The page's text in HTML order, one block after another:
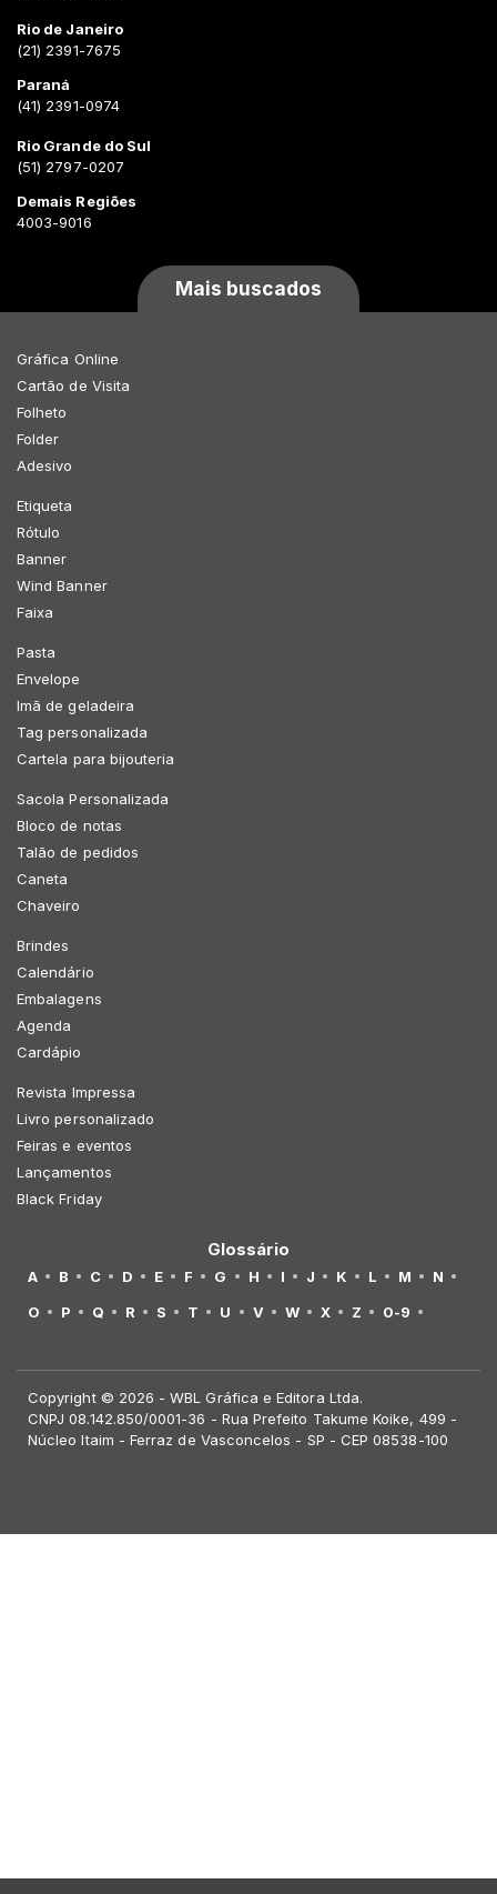
Rio de Janeiro
(21) 2391-7675
Paraná
(41) 2391-0974
Rio Grande do Sul
(51) 2797-0207
Demais Regiões
4003-9016
Mais buscados
Gráfica Online
Cartão de Visita
Folheto
Folder
Adesivo
Etiqueta
Rótulo
Banner
Wind Banner
Faixa
Pasta
Envelope
Imã de geladeira
Tag personalizada
Cartela para bijouteria
Sacola Personalizada
Bloco de notas
Talão de pedidos
Caneta
Chaveiro
Brindes
Calendário
Embalagens
Agenda
Cardápio
Revista Impressa
Livro personalizado
Feiras e eventos
Lançamentos
Black Friday
Glossário
A B C D E F G H I J K L M
N
O
P Q R S T U V W X Z 0-9
Copyright © 2026 - WBL Gráfica e Editora Ltda.
CNPJ 08.142.850/0001-36 - Rua Prefeito Takume Koike, 499 -
Núcleo Itaim - Ferraz de Vasconcelos - SP - CEP 08538-100